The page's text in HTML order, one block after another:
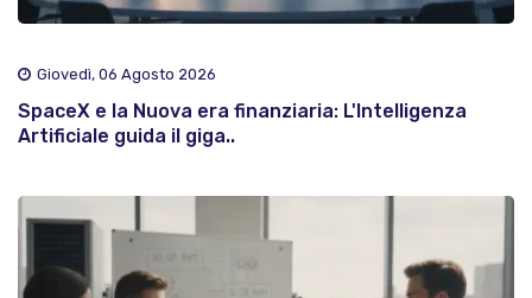
Giovedì, 06 Agosto 2026
SpaceX e la Nuova era finanziaria: L'Intelligenza
Artificiale guida il giga..